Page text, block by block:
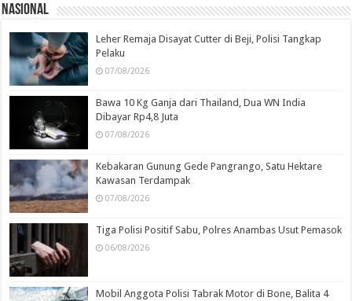
Nasional
Leher Remaja Disayat Cutter di Beji, Polisi Tangkap
Pelaku
07/08/2026
Bawa 10 Kg Ganja dari Thailand, Dua WN India
Dibayar Rp4,8 Juta
07/08/2026
Kebakaran Gunung Gede Pangrango, Satu Hektare
Kawasan Terdampak
07/08/2026
Tiga Polisi Positif Sabu, Polres Anambas Usut Pemasok
06/08/2026
Mobil Anggota Polisi Tabrak Motor di Bone, Balita 4